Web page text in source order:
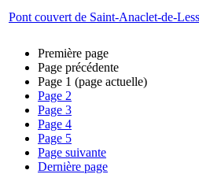
Pont couvert de Saint-Anaclet-de-
Première page
Page précédente
Page 1 (page actuelle)
Page 2
Page 3
Page 4
Page 5
Page suivante
Dernière page